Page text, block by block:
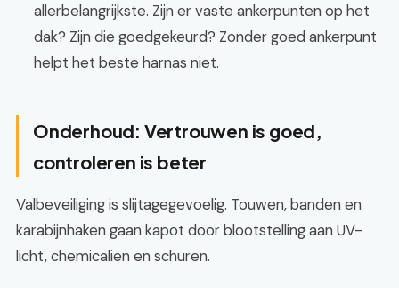
allerbelangrijkste. Zijn er vaste ankerpunten op het
dak? Zijn die goedgekeurd? Zonder goed ankerpunt
helpt het beste harnas niet.
Onderhoud: Vertrouwen is goed,
controleren is beter
Valbeveiliging is slijtagegevoelig. Touwen, banden en
karabijnhaken gaan kapot door blootstelling aan UV-
licht, chemicaliën en schuren.